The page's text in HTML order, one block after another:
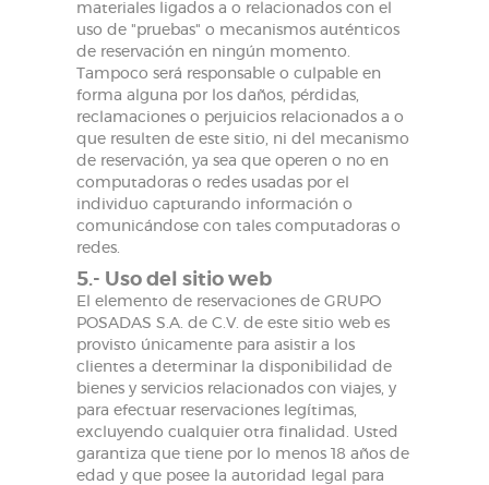
materiales ligados a o relacionados con el
uso de "pruebas" o mecanismos auténticos
de reservación en ningún momento.
Tampoco será responsable o culpable en
forma alguna por los daños, pérdidas,
reclamaciones o perjuicios relacionados a o
que resulten de este sitio, ni del mecanismo
de reservación, ya sea que operen o no en
computadoras o redes usadas por el
individuo capturando información o
comunicándose con tales computadoras o
redes.
5.- Uso del sitio web
El elemento de reservaciones de GRUPO
POSADAS S.A. de C.V. de este sitio web es
provisto únicamente para asistir a los
clientes a determinar la disponibilidad de
bienes y servicios relacionados con viajes, y
para efectuar reservaciones legítimas,
excluyendo cualquier otra finalidad. Usted
garantiza que tiene por lo menos 18 años de
edad y que posee la autoridad legal para